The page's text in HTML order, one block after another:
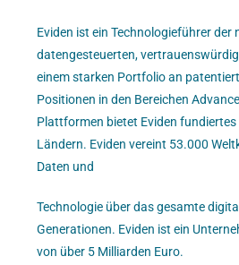
Eviden ist ein Technologieführer
datengesteuerten,
einem starken Portfolio an
Positionen in den Bereichen
Plattformen bietet Eviden
Ländern. Eviden vereint 53.000
Daten und
Technologie über das gesamte
Generationen. Eviden ist ein
von über 5 Milliarden Euro.